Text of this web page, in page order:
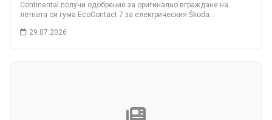
Continental получи одобрение за оригинално вграждане на
летната си гума EcoContact 7 за електрическия Škoda…
29.07.2026